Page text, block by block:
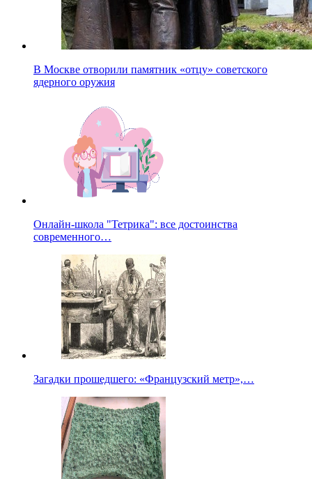
В Москве отворили памятник «отцу» советского
ядерного оружия
Онлайн-школа "Тетрика": все достоинства
современного…
Загадки прошедшего: «Французский метр»,…